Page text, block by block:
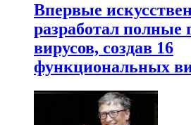
Впервые
разработал полные
вирусов, создав 16
функциональных